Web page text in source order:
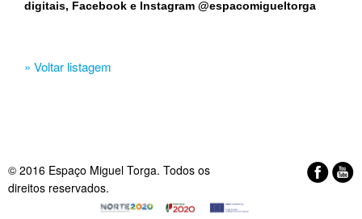
digitais, Facebook e Instagram @espacomigueltorga
» Voltar listagem
© 2016 Espaço Miguel Torga. Todos os
direitos reservados.